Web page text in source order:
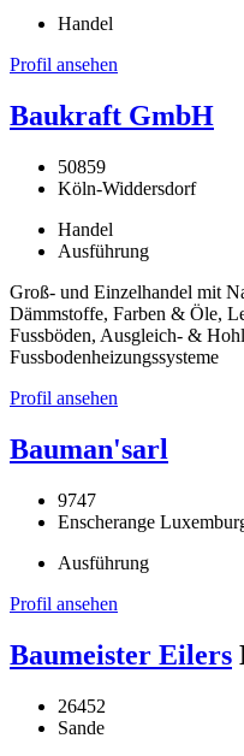
Handel
Profil ansehen
Baukraft GmbH
50859
Köln-Widdersdorf
Handel
Ausführung
Groß- und Einzelhandel mit
Dämmstoffe, Farben & Öle,
Fussböden, Ausgleich- &
Fussbodenheizungssysteme
Profil ansehen
Bauman'sarl
9747
Enscherange
Ausführung
Profil ansehen
Baumeister Eilers
26452
Sande